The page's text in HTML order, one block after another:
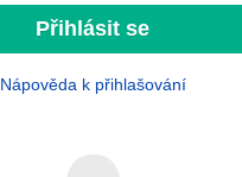
Nápověda k přihlašování